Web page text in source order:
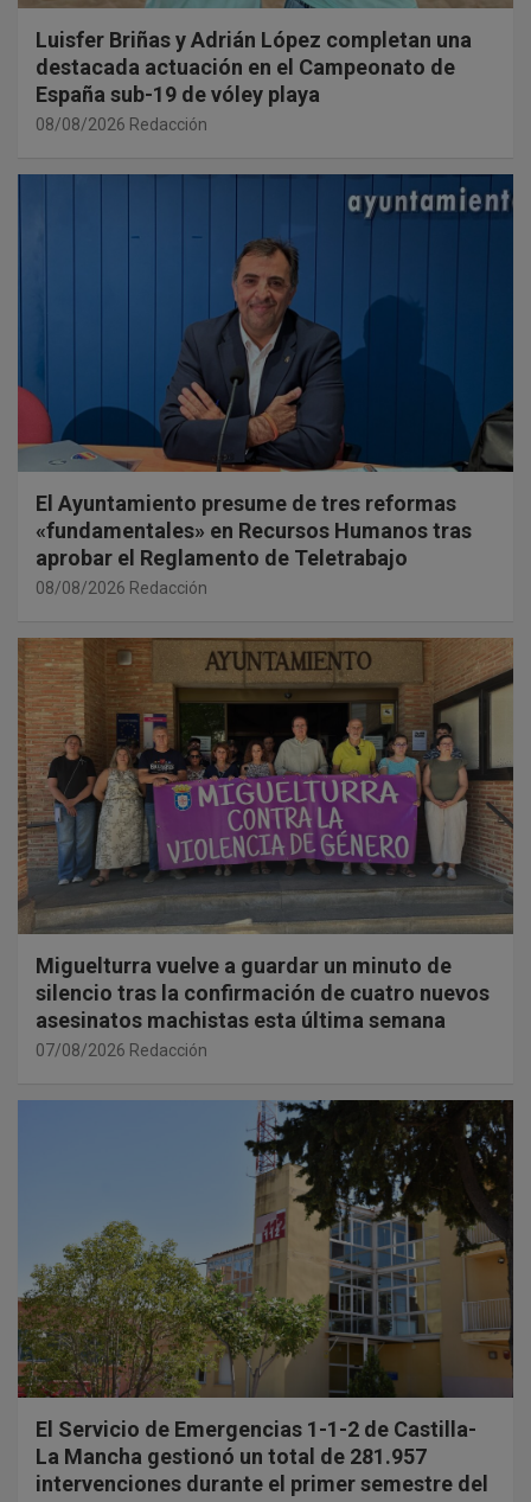
Luisfer Briñas y Adrián López completan una
destacada actuación en el Campeonato de
España sub-19 de vóley playa
08/08/2026 Redacción
El Ayuntamiento presume de tres reformas
«fundamentales» en Recursos Humanos tras
aprobar el Reglamento de Teletrabajo
08/08/2026 Redacción
Miguelturra vuelve a guardar un minuto de
silencio tras la confirmación de cuatro nuevos
asesinatos machistas esta última semana
07/08/2026 Redacción
El Servicio de Emergencias 1-1-2 de Castilla-
La Mancha gestionó un total de 281.957
intervenciones durante el primer semestre del